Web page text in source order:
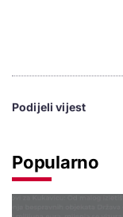
Podijeli vijest
Popularno